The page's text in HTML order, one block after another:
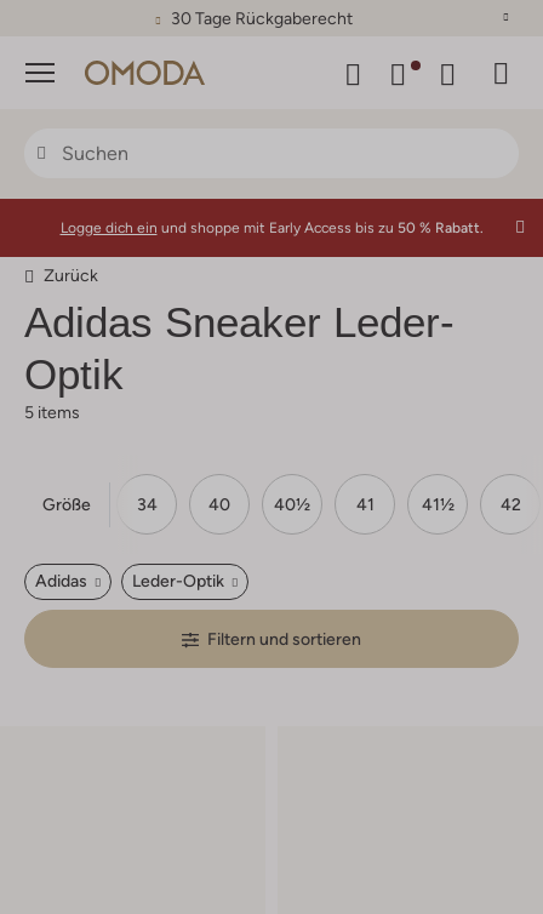
30 Tage Rückgaberecht
Menü
Logge dich ein und shoppe mit Early Access bis zu 50 % Rabatt.
Zurück
Adidas Sneaker Leder-
Optik
5 items
Größe
33 34 40 40½ 41 41½ 42
Adidas Leder-Optik
Filtern und sortieren